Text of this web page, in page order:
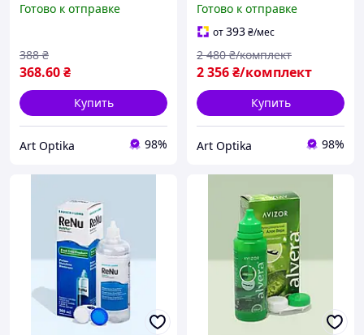
контактных линз
Готово к отправке
368.60₴
388 ₴
Купить
Art Optika 98%
360 мл с контейнером
жидкость вода для линз
уход дезинфекция
Готово к отправке
от393₴/мес
2 356₴/комплект
2 480 ₴/комплект
Купить
Art Optika 98%